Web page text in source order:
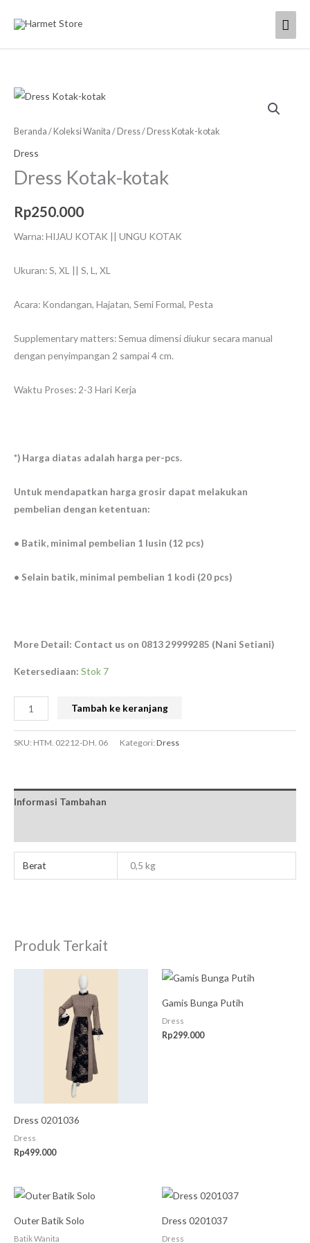
Beranda / Koleksi Wanita / Dress/ Dress Kotak-kotak
Dress
Dress Kotak-kotak
Rp250.000
Warna: HIJAU KOTAK || UNGU KOTAK
Ukuran: S, XL || S, L, XL
Acara: Kondangan, Hajatan, Semi Formal, Pesta
Supplementary matters: Semua dimensi diukur secara manual
dengan penyimpangan 2 sampai 4 cm.
Waktu Proses: 2-3 Hari Kerja
*) Harga diatas adalah harga per-pcs.
Untuk mendapatkan harga grosir dapat melakukan
pembelian dengan ketentuan:
• Batik, minimal pembelian 1 lusin (12 pcs)
• Selain batik, minimal pembelian 1 kodi (20 pcs)
More Detail: Contact us on 0813 29999285 (Nani Setiani)
Ketersediaan: Stok 7
Kuantitas
Kotak-
kotak
Tambah ke keranjang
SKU: HTM. 02212-DH. 06 Kategori:Dress
Informasi Tambahan
Berat 0,5 kg
Produk Terkait
Dress 0201036
Dress
Rp499.000
Gamis Bunga Putih
Dress
Rp299.000
Outer Batik Solo
Batik Wanita
Dress 0201037
Dress